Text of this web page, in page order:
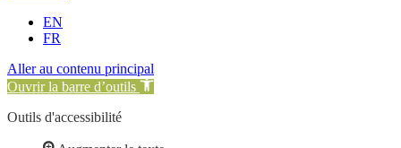
EN
FR
Aller au contenu principal
Ouvrir la barre d’outils
Outils d'accessibilité